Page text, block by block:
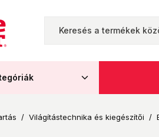
/ Világítástechnika és kiegészítői /